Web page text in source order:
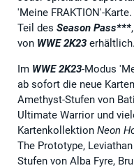
'Meine FRAKTION'-
Teil des Season Pass***
von WWE 2K23 erhältlich.
Im WWE 2K23-Modus
ab sofort die neue
Amethyst-Stufen von
Ultimate Warrior und
Kartenkollektion Neon
The Prototype,
Stufen von Alba Fyre,